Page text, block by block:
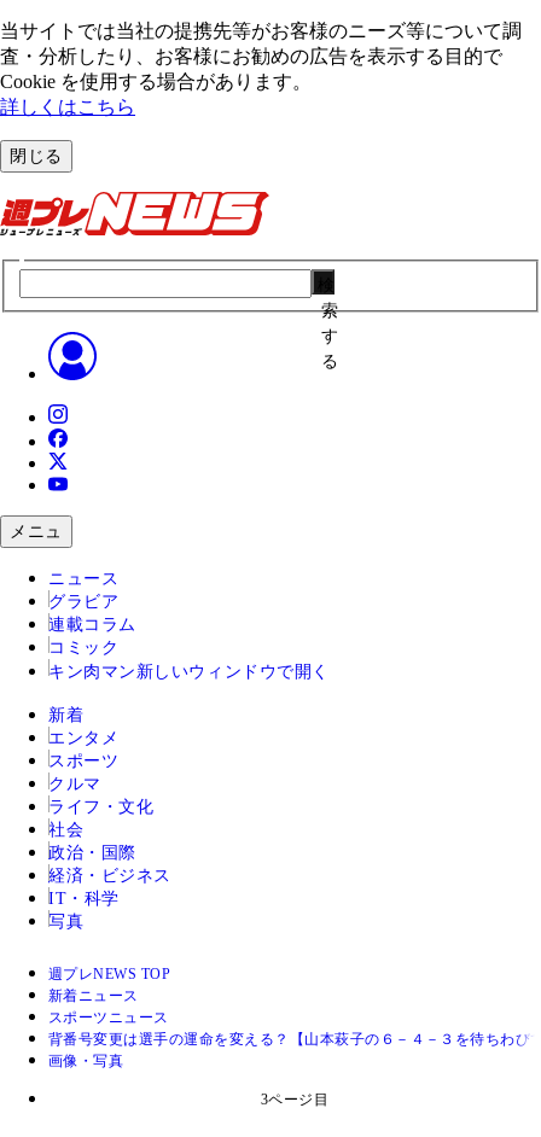
当サイトでは当社の提携先等がお客様のニーズ等について調
査・分析したり、お客様にお勧めの広告を表⽰する⽬的で
Cookie を使⽤する場合があります。
詳しくはこちら
閉じる
索
す
る
メニュ
ニュース
グラビア
連載コラム
コミック
キン肉マン 新しいウィンドウで開く
新着
エンタメ
スポーツ
クルマ
ライフ・文化
社会
政治・国際
経済・ビジネス
IT・科学
写真
週プレNEWS TOP
新着ニュース
スポーツニュース
背番号変更は選手の運命を変える？【山本萩子の６－４－３を待ちわび
画像・写真
3ページ目